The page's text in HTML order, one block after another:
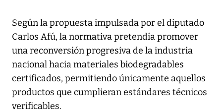
Según la propuesta impulsada por el diputado
Carlos Afú, la normativa pretendía promover
una reconversión progresiva de la industria
nacional hacia materiales biodegradables
certificados, permitiendo únicamente aquellos
productos que cumplieran estándares técnicos
verificables.